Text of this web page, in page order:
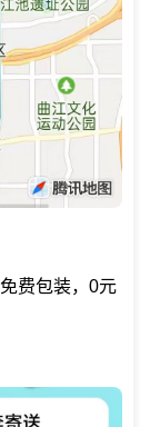
费包装，0元